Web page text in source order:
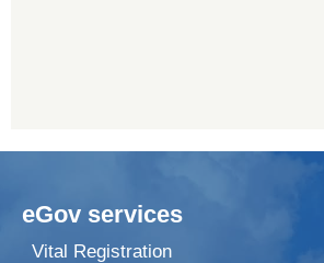
eGov services
Vital Registration